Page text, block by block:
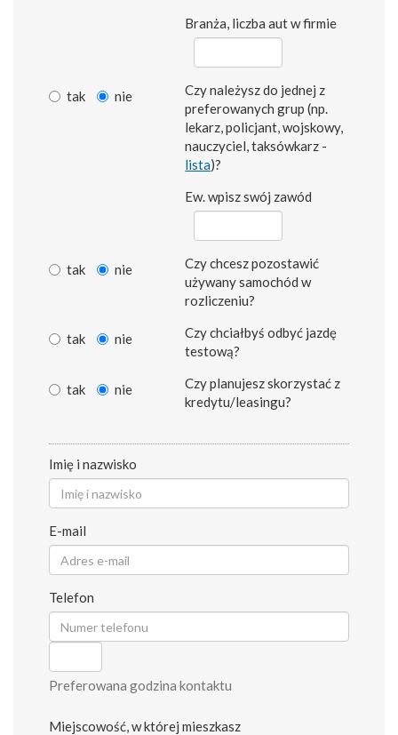
Branża, liczba aut w firmie
tak nie
Czy należysz do jednej z
preferowanych grup (np.
lekarz, policjant, wojskowy,
nauczyciel, taksówkarz -
lista)?
Ew. wpisz swój zawód
tak nie
Czy chcesz pozostawić
używany samochód w
rozliczeniu?
tak nie
Czy chciałbyś odbyć jazdę
testową?
tak nie
Czy planujesz skorzystać z
kredytu/leasingu?
Imię i nazwisko
E-mail
Telefon
Preferowana godzina kontaktu
Miejscowość, w której mieszkasz